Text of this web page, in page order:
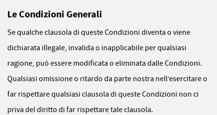
Le Condizioni Generali
Se qualche clausola di queste Condizioni diventa o viene
dichiarata illegale, invalida o inapplicabile per qualsiasi
ragione, può essere modificata o eliminata dalle Condizioni.
Qualsiasi omissione o ritardo da parte nostra nell’esercitare o
far rispettare qualsiasi clausola di queste Condizioni non ci
priva del diritto di far rispettare tale clausola.